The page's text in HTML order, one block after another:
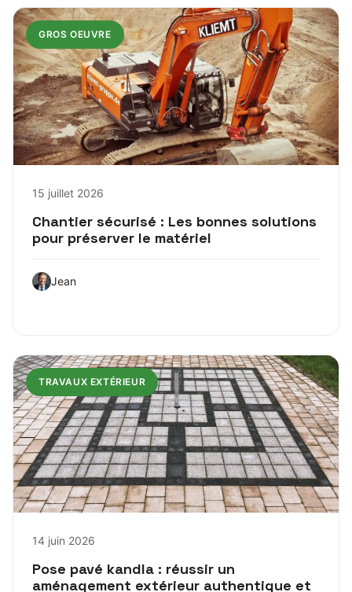
GROS OEUVRE
15 juillet 2026
Chantier sécurisé : Les bonnes solutions
pour préserver le matériel
Jean
TRAVAUX EXTÉRIEUR
14 juin 2026
Pose pavé kandla : réussir un
aménagement extérieur authentique et